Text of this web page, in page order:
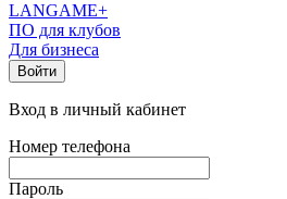
LANGAME+
ПО для клубов
Для бизнеса
Войти
Вход в личный кабинет
Номер телефона
Пароль